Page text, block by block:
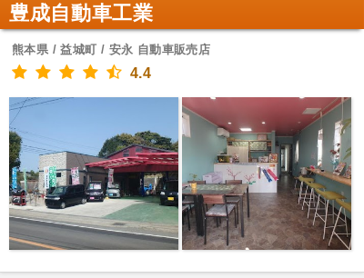
豊成自動車工業
熊本県 / 益城町 / 安永 自動車販売店
4.4